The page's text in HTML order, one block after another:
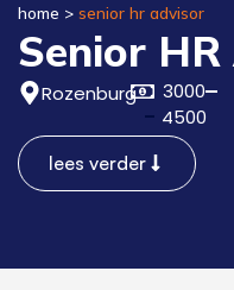
home > senior hr advisor
Senior
Rozenburg
3000
4500
lees verder